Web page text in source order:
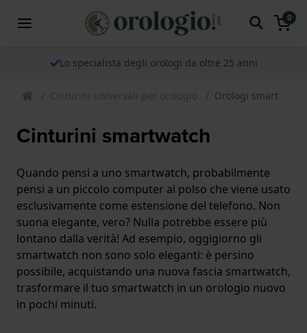
0
Lo specialista degli orologi da oltre 25 anni
Cinturini universali per orologio Orologi smart
Cinturini smartwatch
Quando pensi a uno smartwatch, probabilmente
pensi a un piccolo computer al polso che viene usato
esclusivamente come estensione del telefono. Non
suona elegante, vero? Nulla potrebbe essere più
lontano dalla verità! Ad esempio, oggigiorno gli
smartwatch non sono solo eleganti: è persino
possibile, acquistando una nuova fascia smartwatch,
trasformare il tuo smartwatch in un orologio nuovo
in pochi minuti.